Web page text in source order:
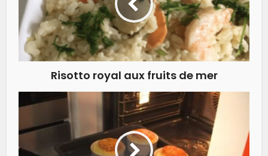
Risotto royal aux fruits de mer